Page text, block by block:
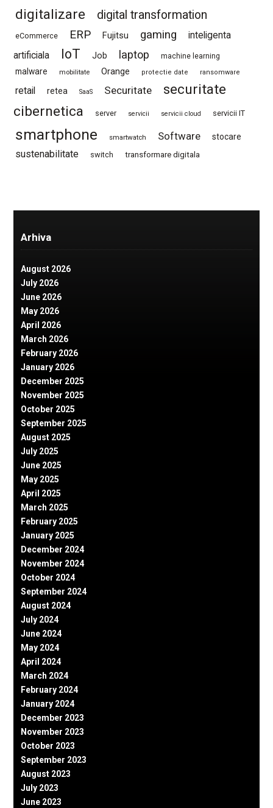
digitalizare digital transformation
eCommerce ERP Fujitsu gaming
inteligenta
artificiala
IoT Job laptop machine learning
malware mobilitate Orange protectie date ransomware
retail retea SaaS Securitate
securitate
cibernetica
server servicii servicii cloud servicii IT
smartphone smartwatch Software stocare
sustenabilitate switch transformare digitala
Arhiva
August 2026
July 2026
June 2026
May 2026
April 2026
March 2026
February 2026
January 2026
December 2025
November 2025
October 2025
September 2025
August 2025
July 2025
June 2025
May 2025
April 2025
March 2025
February 2025
January 2025
December 2024
November 2024
October 2024
September 2024
August 2024
July 2024
June 2024
May 2024
April 2024
March 2024
February 2024
January 2024
December 2023
November 2023
October 2023
September 2023
August 2023
July 2023
June 2023